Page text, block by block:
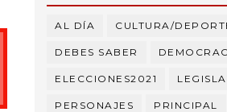
AL DÍA CULTURA/
DEBES SABER
ELECCIONES2021
PERSONAJES PRINCIPAL